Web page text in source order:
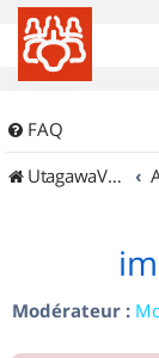
FAQ
UtagawaVTT (Randos VTT et VTTAE avec traces GPS)
Modérateur :